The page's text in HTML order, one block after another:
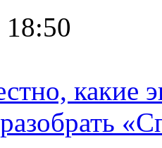
18:50
какие